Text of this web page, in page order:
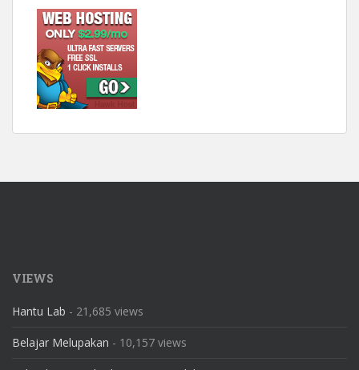
VIEWS
Hantu Lab - 21,685 views
Belajar Melupakan - 10,157 views